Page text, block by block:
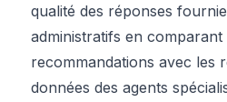
qualité des réponses
administratifs en comparant
recommandations avec les
données des agents